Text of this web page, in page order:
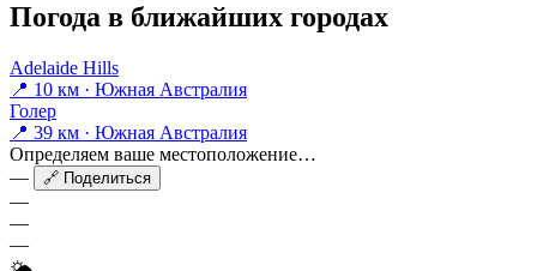
Погода в ближайших городах
Adelaide Hills
📍 10 км · Южная Австралия
Голер
📍 39 км · Южная Австралия
Определяем ваше местоположение…
—
🔗 Поделиться
—
—
—